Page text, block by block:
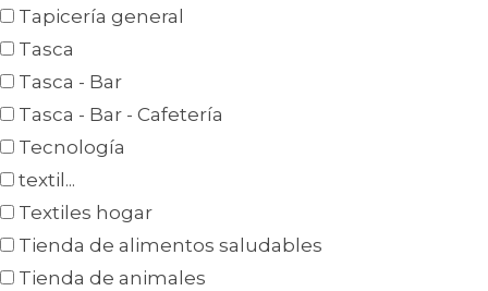
Tapicería general
Tasca
Tasca - Bar
Tasca - Bar - Cafetería
Tecnología
textil...
Textiles hogar
Tienda de alimentos saludables
Tienda de animales